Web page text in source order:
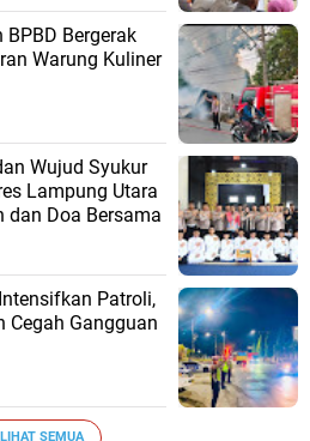
Bergerak
Warung Kuliner
Wujud Syukur
Lampung Utara
dan Doa Bersama
Patroli,
Cegah Gangguan
LIHAT SEMUA